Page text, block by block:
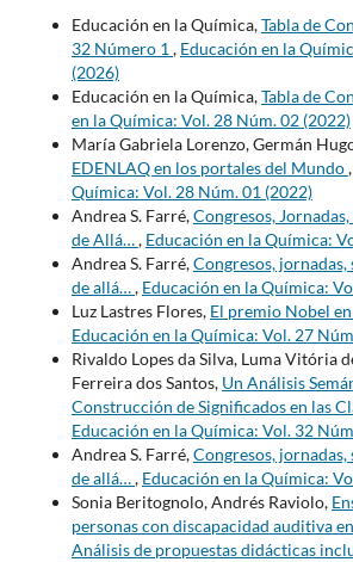
Educación en la Química,Tabla de
32 Número 1 , Educación en la
(2026)
Educación en la Química,Tabla de
en la Química: Vol. 28 Núm. 02 (2022)
María Gabriela Lorenzo, Germán
EDENLAQ en los portales del Mundo,
Química: Vol. 28 Núm. 01 (2022)
Andrea S. Farré,Congresos,
de Allá…, Educación en la Química:
Andrea S. Farré,Congresos,
de allá…, Educación en la Química:
Luz Lastres Flores, El premio Nobel
Educación en la Química: Vol. 27
Rivaldo Lopes da Silva, Luma Vitória
Ferreira dos Santos, Un Análisis
Construcción de Significados en las
Educación en la Química: Vol. 32
Andrea S. Farré,Congresos,
de allá…, Educación en la Química:
Sonia Beritognolo, Andrés Raviolo,
personas con discapacidad auditiva
Análisis de propuestas didácticas